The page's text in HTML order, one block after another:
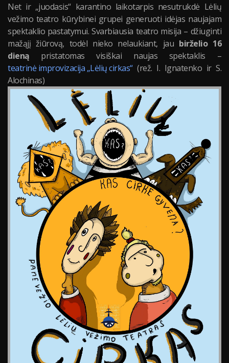
Net ir „juodasis“ karantino laikotarpis nesutrukdė Lėlių
vežimo teatro kūrybinei grupei generuoti idėjas naujajam
spektaklio pastatymui. Svarbiausia teatro misija – džiuginti
mažąjį žiūrovą, todėl nieko nelaukiant, jau birželio 16
dieną pristatomas visiškai naujas spektaklis –
teatrinė improvizacija „Lėlių cirkas“(rež. I. Ignatenko ir S.
Alochinas)